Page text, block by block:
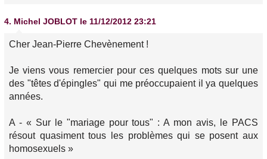
4. Michel JOBLOT le 11/12/2012 23:21
Cher Jean-Pierre Chevènement !
Je viens vous remercier pour ces quelques mots sur une
des "têtes d'épingles" qui me préoccupaient il ya quelques
années.
A - « Sur le "mariage pour tous" : A mon avis, le PACS
résout quasiment tous les problèmes qui se posent aux
homosexuels »